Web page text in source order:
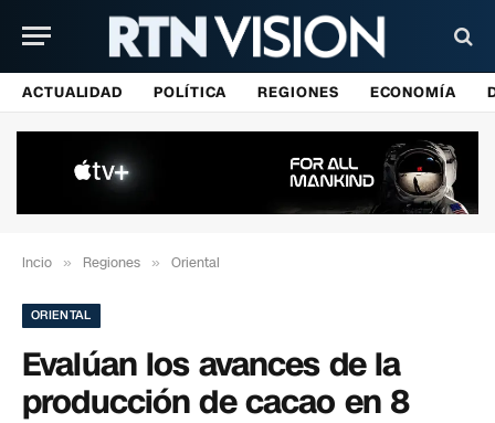
ACTUALIDAD POLÍTICA REGIONES ECONOMÍA
Incio » Regiones » Oriental
ORIENTAL
Evalúan los avances de la
producción de cacao en 8